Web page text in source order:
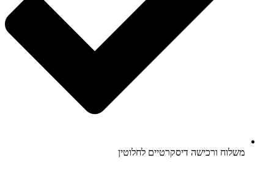
משלוח ורכישה דיסקרטיים לחלוטין